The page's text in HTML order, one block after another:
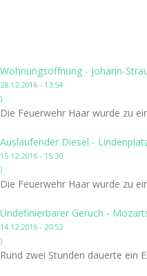
Wohnungsöffnung - Johann-
28.12.2016 - 13:54
)
Die Feuerwehr Haar wurde zu
Auslaufender Diesel -
15.12.2016 - 15:30
)
Die Feuerwehr Haar wurde zu
Undefinierbarer Geruch -
14.12.2016 - 20:52
)
Rund zwei Stunden dauerte ein